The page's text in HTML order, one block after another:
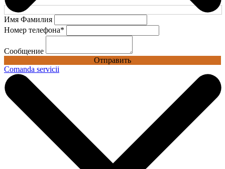
Имя Фамилия
Номер телефона*
Сообщение
Отправить
Comanda servicii